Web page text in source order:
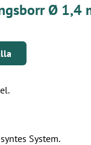
Ø 1,4
System.